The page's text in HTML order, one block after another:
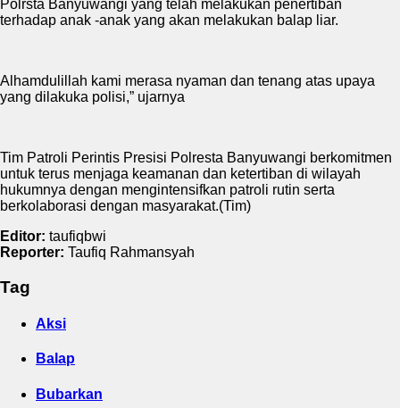
Polrsta Banyuwangi yang telah melakukan penertiban
terhadap anak -anak yang akan melakukan balap liar.
Alhamdulillah kami merasa nyaman dan tenang atas upaya
yang dilakuka polisi,” ujarnya
Tim Patroli Perintis Presisi Polresta Banyuwangi berkomitmen
untuk terus menjaga keamanan dan ketertiban di wilayah
hukumnya dengan mengintensifkan patroli rutin serta
berkolaborasi dengan masyarakat.(Tim)
Editor: taufiqbwi
Reporter: Taufiq Rahmansyah
Tag
Aksi
Balap
Bubarkan